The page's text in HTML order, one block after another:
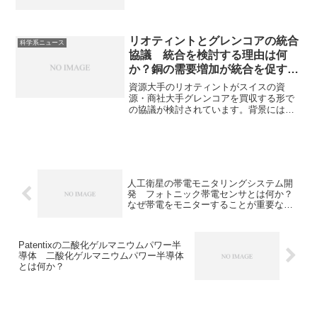
科学系ニュース
リオティントとグレンコアの統合
協議 統合を検討する理由は何
か？銅の需要増加が統合を促す理
由は何か？
資源大手のリオティントがスイスの資
源・商社大手グレンコアを買収する形で
の協議が検討されています。背景には、
人工衛星の帯電モニタリングシステム開
発 フォトニック帯電センサとは何か？
なぜ帯電をモニターすることが重要なの
Patentixの二酸化ゲルマニウムパワー半
導体 二酸化ゲルマニウムパワー半導体
とは何か？